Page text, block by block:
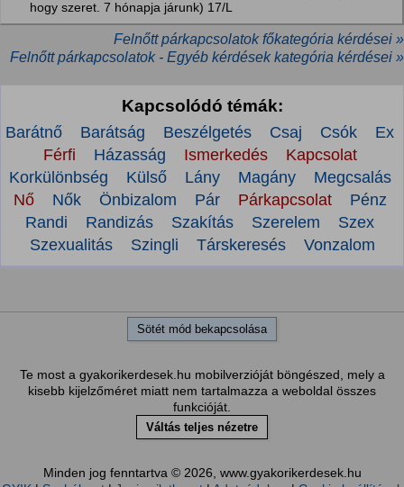
hogy szeret. 7 hónapja járunk) 17/L
Felnőtt párkapcsolatok főkategória kérdései »
Felnőtt párkapcsolatok - Egyéb kérdések kategória kérdései »
Kapcsolódó témák:
Barátnő Barátság Beszélgetés Csaj Csók
Ex
Férfi
Házasság Ismerkedés
Kapcsolat
Korkülönbség
Külső Lány Magány
Megcsalás
Nő
Nők Önbizalom Pár Párkapcsolat
Pénz
Randi
Randizás Szakítás Szerelem
Szex
Szexualitás
Szingli Társkeresés Vonzalom
Sötét mód bekapcsolása
Te most a gyakorikerdesek.hu mobilverzióját böngészed, mely a
kisebb kijelzőméret miatt nem tartalmazza a weboldal összes
funkcióját.
Váltás teljes nézetre
Minden jog fenntartva © 2026, www.gyakorikerdesek.hu